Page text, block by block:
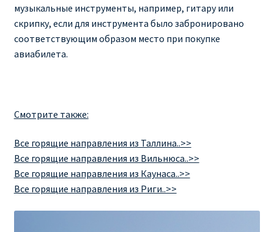
музыкальные инструменты, например, гитару или
скрипку, если для инструмента было забронировано
соответствующим образом место при покупке
авиабилета.
Смотрите также:
Все горящие направления из Таллина..>>
Все горящие направления из Вильнюса..>>
Все горящие направления из Каунаса..>>
Все горящие направления из Риги..>>